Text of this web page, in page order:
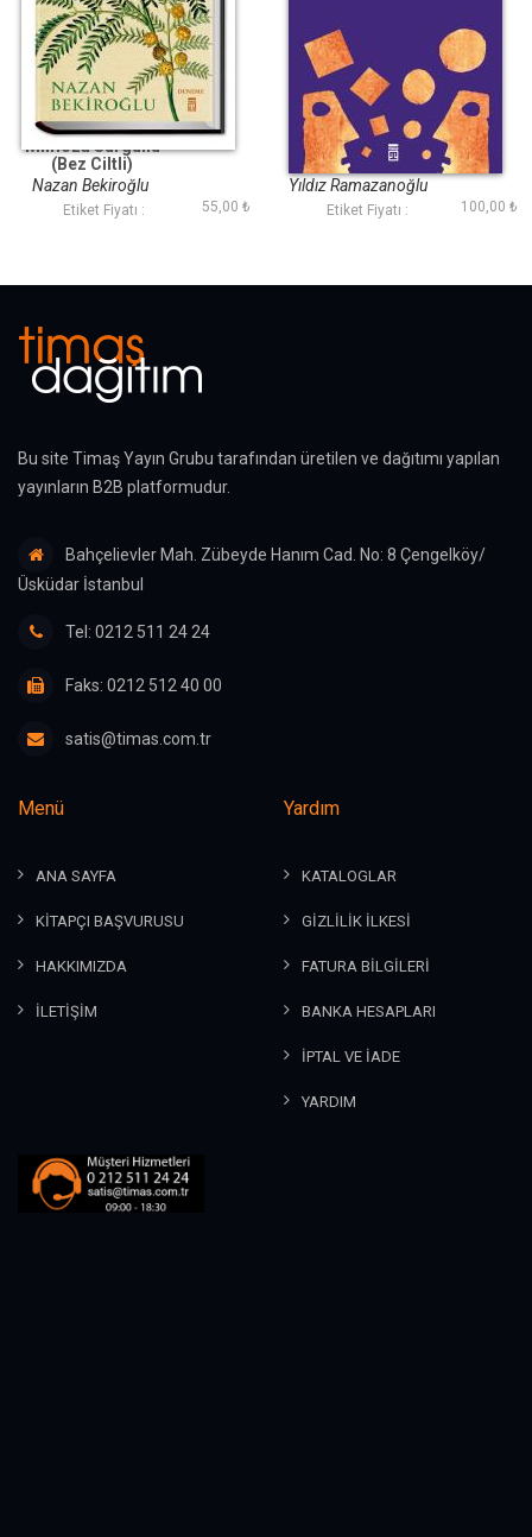
Mimoza Sürgünü
(Bez Ciltli)
Nazan Bekiroğlu
Etiket Fiyatı : 55,00 ₺
Görme Bahçesi
Yıldız Ramazanoğlu
Etiket Fiyatı : 100,00 ₺
Bu site Timaş Yayın Grubu tarafından üretilen ve dağıtımı yapılan
yayınların B2B platformudur.
Bahçelievler Mah. Zübeyde Hanım Cad. No: 8 Çengelköy/
Üsküdar İstanbul
Tel: 0212 511 24 24
Faks: 0212 512 40 00
satis@timas.com.tr
Menü
ANA SAYFA
KİTAPÇI BAŞVURUSU
HAKKIMIZDA
İLETİŞİM
Yardım
KATALOGLAR
GİZLİLİK İLKESİ
FATURA BİLGİLERİ
BANKA HESAPLARI
İPTAL VE İADE
YARDIM